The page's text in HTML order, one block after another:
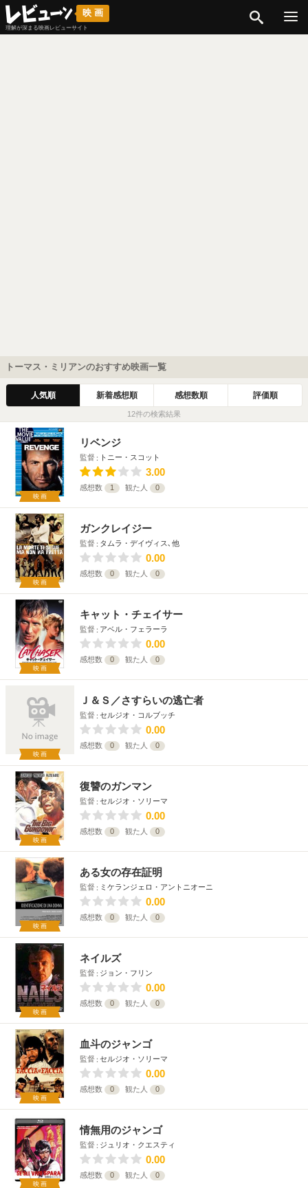
映画
理解が深まる映画レビューサイト
トーマス・ミリアンのおすすめ映画一覧
人気順 新着感想順 感想数順 評価順
12件の検索結果
映画
リベンジ
監督 トニー・スコット
3.00
感想数 1 観た人 0
映画
ガンクレイジー
監督 タムラ・デイヴィス､他
0.00
感想数 0 観た人 0
映画
キャット・チェイサー
監督 アベル・フェラーラ
0.00
感想数 0 観た人 0
映画
Ｊ＆Ｓ／さすらいの逃亡者
監督 セルジオ・コルブッチ
0.00
感想数 0 観た人 0
映画
復讐のガンマン
監督 セルジオ・ソリーマ
0.00
感想数 0 観た人 0
映画
ある女の存在証明
監督 ミケランジェロ・アントニオーニ
0.00
感想数 0 観た人 0
映画
ネイルズ
監督 ジョン・フリン
0.00
感想数 0 観た人 0
映画
血斗のジャンゴ
監督 セルジオ・ソリーマ
0.00
感想数 0 観た人 0
映画
情無用のジャンゴ
監督 ジュリオ・クエスティ
0.00
感想数 0 観た人 0